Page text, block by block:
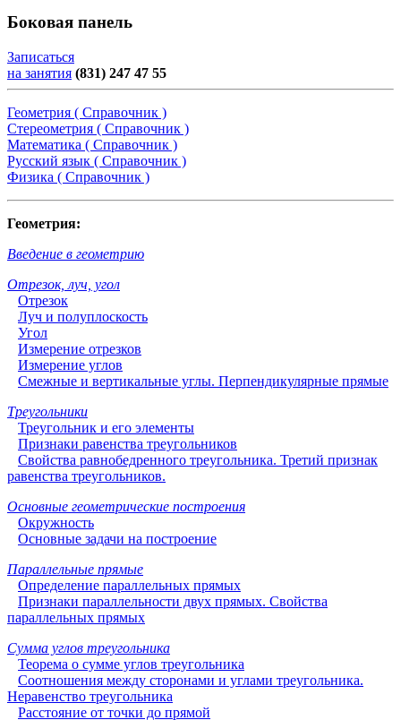
Боковая панель
Записаться
на занятия (831) 247 47 55
Геометрия ( Справочник )
Стереометрия ( Справочник )
Математика ( Справочник )
Русский язык ( Справочник )
Физика ( Справочник )
Геометрия:
Введение в геометрию
Отрезок, луч, угол
Отрезок
Луч и полуплоскость
Угол
Измерение отрезков
Измерение углов
Смежные и вертикальные углы. Перпендикулярные прямые
Треугольники
Треугольник и его элементы
Признаки равенства треугольников
Свойства равнобедренного треугольника. Третий признак
равенства треугольников.
Основные геометрические построения
Окружность
Основные задачи на построение
Параллельные прямые
Определение параллельных прямых
Признаки параллельности двух прямых. Свойства
параллельных прямых
Сумма углов треугольника
Теорема о сумме углов треугольника
Соотношения между сторонами и углами треугольника.
Неравенство треугольника
Расстояние от точки до прямой